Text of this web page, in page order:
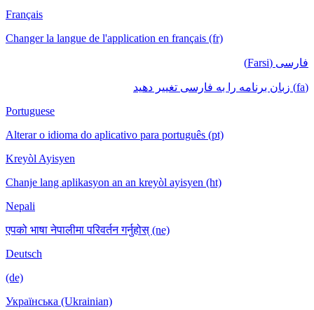
Français
Changer la langue de l'application en français (fr)
فارسی (Farsi)
(fa) زبان برنامه را به فارسی تغییر دهید
Portuguese
Alterar o idioma do aplicativo para português (pt)
Kreyòl Ayisyen
Chanje lang aplikasyon an an kreyòl ayisyen (ht)
Nepali
एपको भाषा नेपालीमा परिवर्तन गर्नुहोस् (ne)
Deutsch
(de)
Українська (Ukrainian)